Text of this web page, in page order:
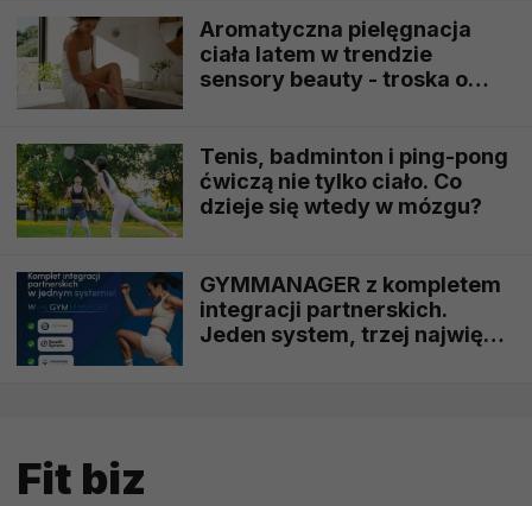
Aromatyczna pielęgnacja
ciała latem w trendzie
sensory beauty - troska o
Tenis, badminton i ping-pong
ćwiczą nie tylko ciało. Co
dzieje się wtedy w mózgu?
GYMMANAGER z kompletem
integracji partnerskich.
Jeden system, trzej najwięksi
Fit biz